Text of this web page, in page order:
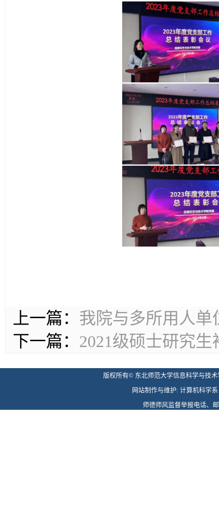
上一篇： 我院与多所用人单
下一篇： 2021级硕士研究
版权所有© 东北师范大学信息科学与技
网站制作与维护: 计算机科学
师德师风监督举报电话、